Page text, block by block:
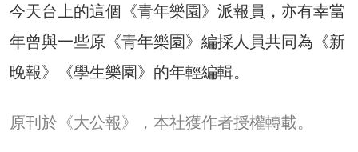
今天台上的這個《青年樂園》派報員，亦有幸當
年曾與一些原《青年樂園》編採人員共同為《新
晚報》《學生樂園》的年輕編輯。
原刊於《大公報》，本社獲作者授權轉載。